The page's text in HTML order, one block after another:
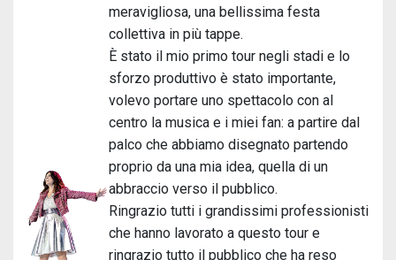
meravigliosa, una bellissima festa
collettiva in più tappe.
È stato il mio primo tour negli stadi e lo
sforzo produttivo è stato importante,
volevo portare uno spettacolo con al
centro la musica e i miei fan: a partire dal
palco che abbiamo disegnato partendo
proprio da una mia idea, quella di un
abbraccio verso il pubblico.
Ringrazio tutti i grandissimi professionisti
che hanno lavorato a questo tour e
ringrazio tutto il pubblico che ha reso